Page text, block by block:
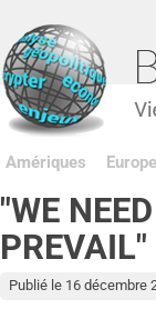
Amériques Europe
"WE
PREVAIL"
Publié le 16 décembre